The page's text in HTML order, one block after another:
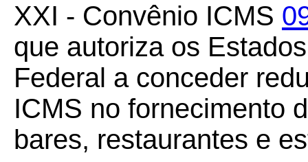
XXI - Convênio ICMS
que autoriza os
Federal a conceder
ICMS no fornecimento
bares, restaurantes e